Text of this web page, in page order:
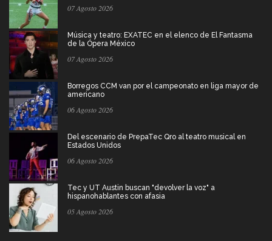
07 Agosto 2026
Música y teatro: EXATEC en el elenco de El Fantasma
de la Ópera México
07 Agosto 2026
Borregos CCM van por el campeonato en liga mayor de
americano
06 Agosto 2026
Del escenario de PrepaTec Qro al teatro musical en
Estados Unidos
06 Agosto 2026
Tec y UT Austin buscan "devolver la voz" a
hispanohablantes con afasia
05 Agosto 2026